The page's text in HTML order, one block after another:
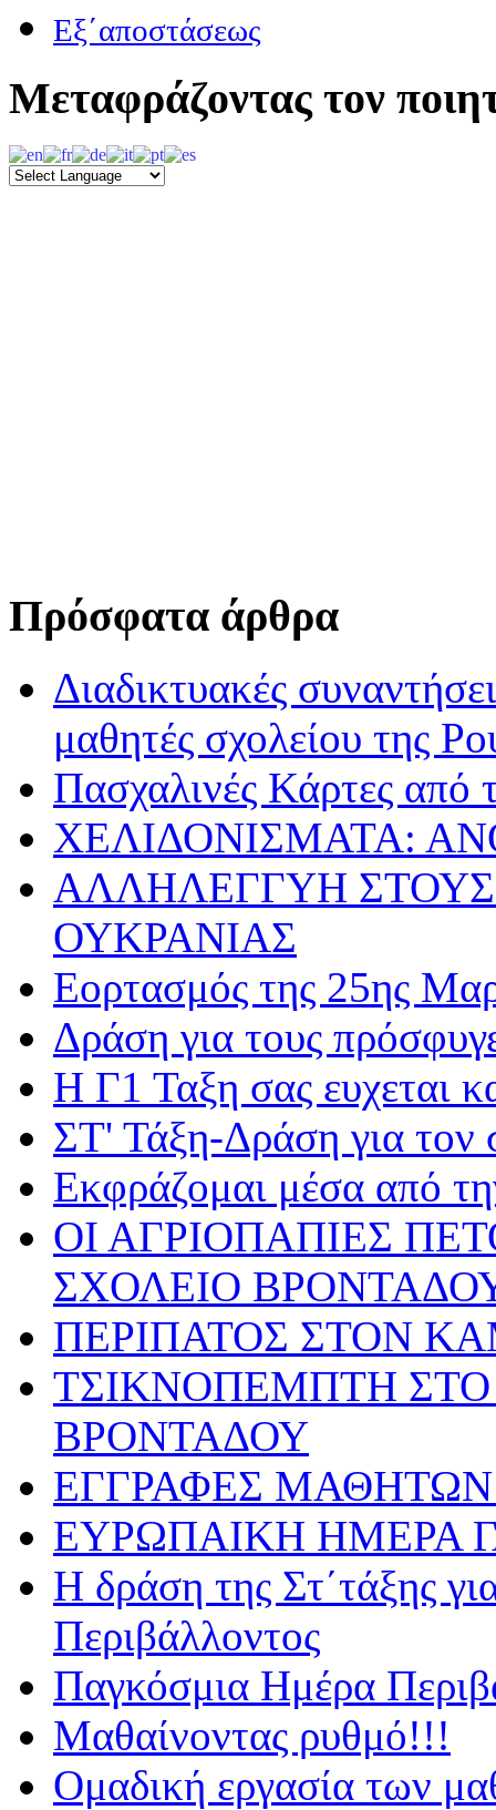
Εξ΄αποστάσεως
Μεταφράζοντας τον
Πρόσφατα άρθρα
Διαδικτυακές
μαθητές σχολείου της
Πασχαλινές Κάρτες από
ΧΕΛΙΔΟΝΙΣΜΑΤΑ:
ΑΛΛΗΛΕΓΓΥΗ
ΟΥΚΡΑΝΙΑΣ
Εορτασμός της 25ης
Δράση για τους
Η Γ1 Ταξη σας ευχεται
ΣΤ' Τάξη-Δράση για τον
Εκφράζομαι μέσα από
ΟΙ ΑΓΡΙΟΠΑΠΙΕΣ
ΣΧΟΛΕΙΟ
ΠΕΡΙΠΑΤΟΣ ΣΤΟΝ
ΤΣΙΚΝΟΠΕΜΠΤΗ ΣΤΟ
ΒΡΟΝΤΑΔΟΥ
ΕΓΓΡΑΦΕΣ ΜΑΘΗΤΩΝ
ΕΥΡΩΠΑΙΚΗ ΗΜΕΡΑ
Η δράση της Στ΄τάξης
Περιβάλλοντος
Παγκόσμια Ημέρα
Μαθαίνοντας ρυθμό!!!
Ομαδική εργασία των